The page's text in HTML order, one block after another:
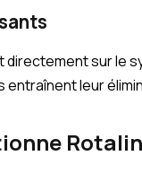
sur le
leur